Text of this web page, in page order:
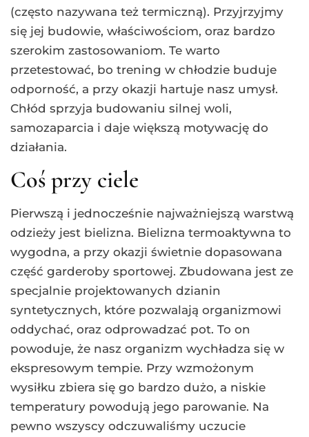
(często nazywana też termiczną). Przyjrzyjmy
się jej budowie, właściwościom, oraz bardzo
szerokim zastosowaniom. Te warto
przetestować, bo trening w chłodzie buduje
odporność, a przy okazji hartuje nasz umysł.
Chłód sprzyja budowaniu silnej woli,
samozaparcia i daje większą motywację do
działania.
Coś przy ciele
Pierwszą i jednocześnie najważniejszą warstwą
odzieży jest bielizna. Bielizna termoaktywna to
wygodna, a przy okazji świetnie dopasowana
część garderoby sportowej. Zbudowana jest ze
specjalnie projektowanych dzianin
syntetycznych, które pozwalają organizmowi
oddychać, oraz odprowadzać pot. To on
powoduje, że nasz organizm wychładza się w
ekspresowym tempie. Przy wzmożonym
wysiłku zbiera się go bardzo dużo, a niskie
temperatury powodują jego parowanie. Na
pewno wszyscy odczuwaliśmy uczucie